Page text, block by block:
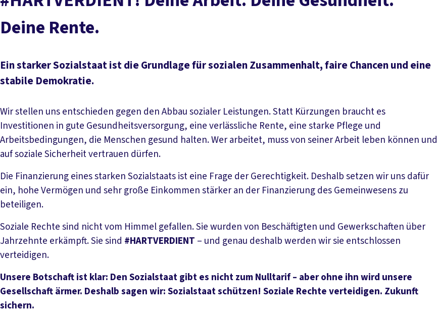
Deine Rente.
Ein starker Sozialstaat ist die Grundlage für sozialen Zusammenhalt, faire Chancen und eine
stabile Demokratie.
Wir stellen uns entschieden gegen den Abbau sozialer Leistungen. Statt Kürzungen braucht es
Investitionen in gute Gesundheitsversorgung, eine verlässliche Rente, eine starke Pflege und
Arbeitsbedingungen, die Menschen gesund halten. Wer arbeitet, muss von seiner Arbeit leben können und
auf soziale Sicherheit vertrauen dürfen.
Die Finanzierung eines starken Sozialstaats ist eine Frage der Gerechtigkeit. Deshalb setzen wir uns dafür
ein, hohe Vermögen und sehr große Einkommen stärker an der Finanzierung des Gemeinwesens zu
beteiligen.
Soziale Rechte sind nicht vom Himmel gefallen. Sie wurden von Beschäftigten und Gewerkschaften über
Jahrzehnte erkämpft. Sie sind #HARTVERDIENT – und genau deshalb werden wir sie entschlossen
verteidigen.
Unsere Botschaft ist klar: Den Sozialstaat gibt es nicht zum Nulltarif – aber ohne ihn wird unsere
Gesellschaft ärmer. Deshalb sagen wir: Sozialstaat schützen! Soziale Rechte verteidigen. Zukunft
sichern.